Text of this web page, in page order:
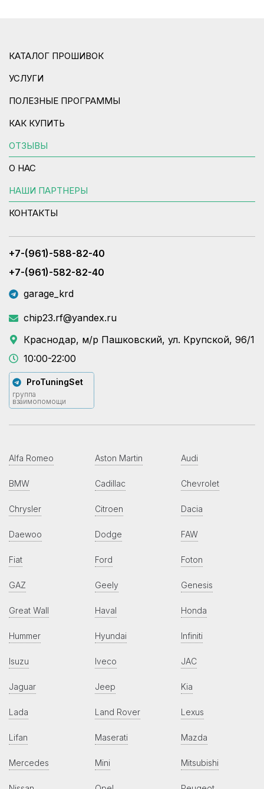
КАТАЛОГ ПРОШИВОК
УСЛУГИ
ПОЛЕЗНЫЕ ПРОГРАММЫ
КАК КУПИТЬ
ОТЗЫВЫ
О НАС
НАШИ ПАРТНЕРЫ
КОНТАКТЫ
+7-(961)-588-82-40
+7-(961)-582-82-40
garage_krd
chip23.rf@yandex.ru
Краснодар, м/р Пашковский, ул. Крупской, 96/1
10:00-22:00
ProTuningSet
группа
взаимопомощи
Alfa Romeo Aston Martin Audi
BMW Cadillac Chevrolet
Chrysler Citroen Dacia
Daewoo Dodge FAW
Fiat Ford Foton
GAZ Geely Genesis
Great Wall Haval Honda
Hummer Hyundai Infiniti
Isuzu Iveco JAC
Jaguar Jeep Kia
Lada Land Rover Lexus
Lifan Maserati Mazda
Mercedes Mini Mitsubishi